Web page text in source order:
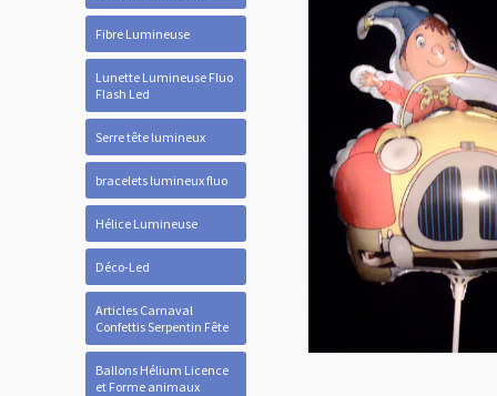
Fibre Lumineuse
Lunette Lumineuse Fluo
Flash Led
Serre tête lumineux
bracelets lumineux fluo
Hélice Lumineuse
Déco-Led
Articles Carnaval
Confettis Serpentin Fête
Ballons Hélium Licence
et Forme animaux